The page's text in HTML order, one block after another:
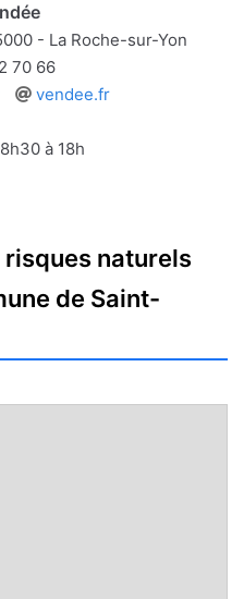
- La Roche-sur-Yon
70 66
Site
vendee.fr
à 18h
naturels
de Saint-